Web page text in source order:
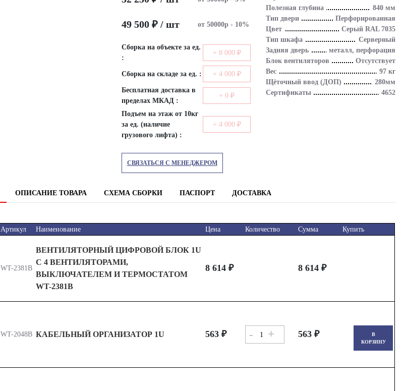
49 500 ₽ / шт от 50000р - 10%
Сборка на объекте за ед.
:
+ 8 000 ₽
Сборка на складе за ед. : + 4 000 ₽
Бесплатная доставка в
пределах МКАД :
+ 0 ₽
Подъем на этаж от 10кг
за ед. (наличие
грузового лифта) :
+ 4 000 ₽
Полезная глубина
840 мм
Тип двери
Перфорированная
Цвет
Серый RAL 7035
Тип шкафа
Серверный
Задняя дверь
металл, перфорация
Блок вентиляторов
Отсутствует
Вес
97 кг
Щёточный ввод (ДОП)
280мм
Сертификаты
4652
СВЯЗАТЬСЯ С МЕНЕДЖЕРОМ
ОПИСАНИЕ ТОВАРА СХЕМА СБОРКИ ПАСПОРТ ДОСТАВКА
Артикул Наименование Цена Количество Сумма Купить
WT-2381B
ВЕНТИЛЯТОРНЫЙ ЦИФРОВОЙ БЛОК 1U
С 4 ВЕНТИЛЯТОРАМИ,
ВЫКЛЮЧАТЕЛЕМ И ТЕРМОСТАТОМ
WT-2381B
8 614 ₽ 8 614 ₽
WT-2048B КАБЕЛЬНЫЙ ОРГАНИЗАТОР 1U 563 ₽
В
КОРЗИНУ
- + 563 ₽